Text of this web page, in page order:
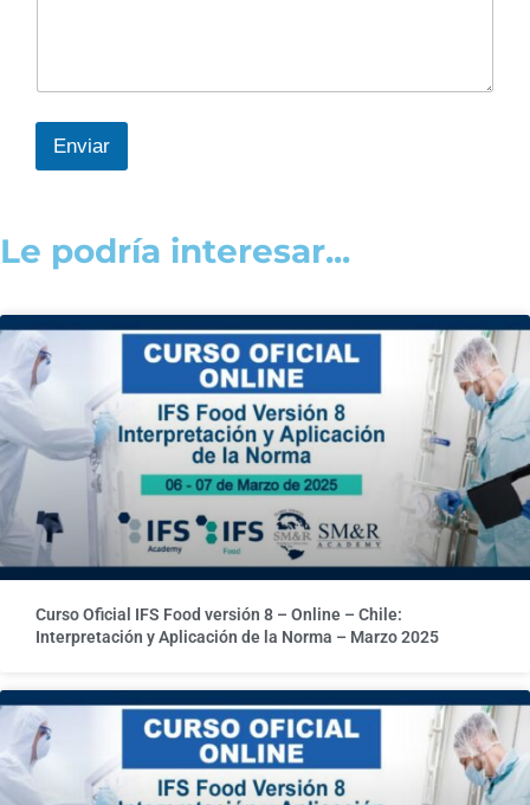
Enviar
Le podría interesar...
Curso Oficial IFS Food versión 8 – Online – Chile:
Interpretación y Aplicación de la Norma – Marzo 2025